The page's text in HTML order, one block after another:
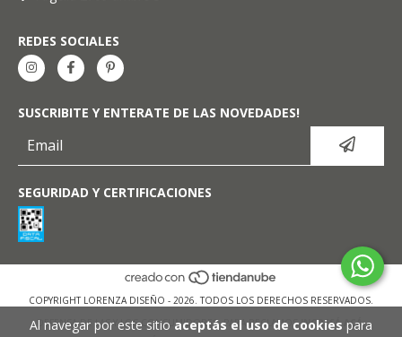
Al navegar por este sitio aceptás el uso de cookies para
REDES SOCIALES
SUSCRIBITE Y ENTERATE DE LAS NOVEDADES!
SEGURIDAD Y CERTIFICACIONES
COPYRIGHT LORENZA DISEÑO - 2026. TODOS LOS DERECHOS RESERVADOS.
DEFENSA DE LAS Y LOS CONSUMIDORES. PARA RECLAMOS INGRESÁ ACÁ.